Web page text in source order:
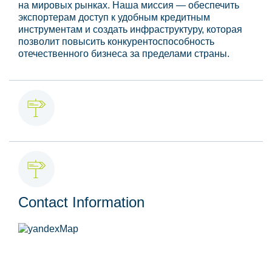
на мировых рынках. Наша миссия — обеспечить
экспортерам доступ к удобным кредитным
инструментам и создать инфраструктуру, которая
позволит повысить конкурентоспособность
отечественного бизнеса за пределами страны.
Contact Information